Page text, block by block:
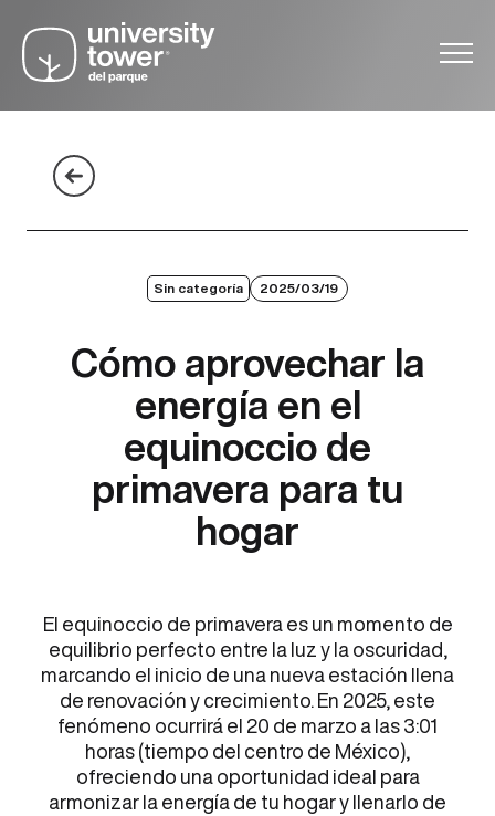
Sin categoría 2025/03/19
Cómo aprovechar la
energía en el
equinoccio de
primavera para tu
hogar
El equinoccio de primavera es un momento de
equilibrio perfecto entre la luz y la oscuridad,
marcando el inicio de una nueva estación llena
de renovación y crecimiento. En 2025, este
fenómeno ocurrirá el 20 de marzo a las 3:01
horas (tiempo del centro de México),
ofreciendo una oportunidad ideal para
armonizar la energía de tu hogar y llenarlo de